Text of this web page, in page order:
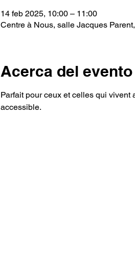
14 feb 2025, 10:00 – 11:00
Centre à Nous, salle Jacques
Acerca del evento
Parfait pour ceux et celles qui
accessible.